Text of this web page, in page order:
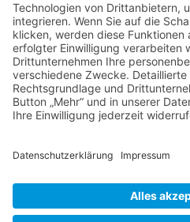
DIE LINKE. Kreisverband Main-Taunus
E-Mail: info@dielinke-mtk.de